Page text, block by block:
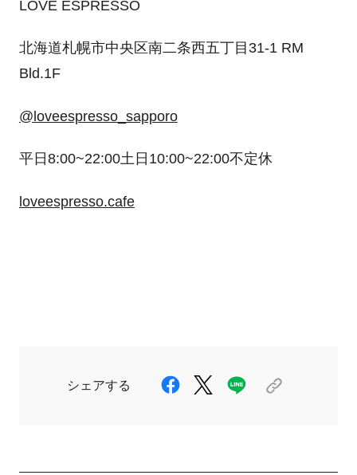
LOVE ESPRESSO
北海道札幌市中央区南二条西五丁目31-1 RM
Bld.1F
@loveespresso_sapporo
平日8:00~22:00土日10:00~22:00不定休
loveespresso.cafe
シェアする